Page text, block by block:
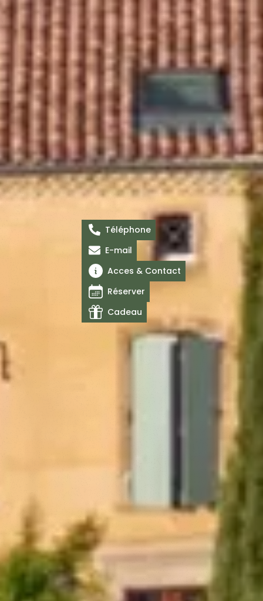
Téléphone
E-mail
Acces & Contact
Réserver
Cadeau